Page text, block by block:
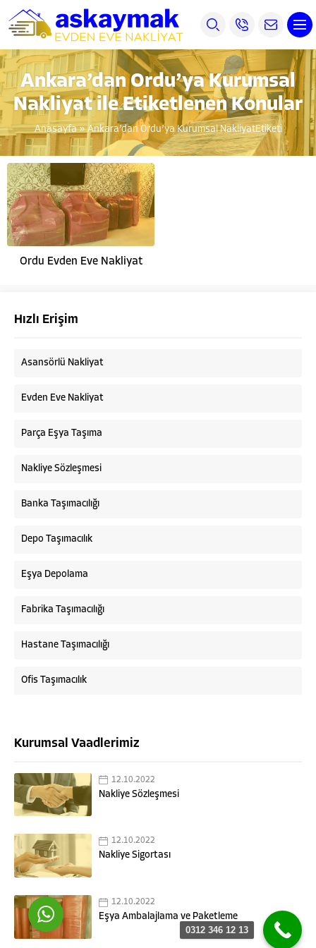
Ankara’dan Ordu’ya Kurumsal
Nakliyat ile Etiketlenen Konular
Anasayfa»Ankara’dan Ordu’ya Kurumsal NakliyatEtiketi
Ordu Evden Eve Nakliyat
Hızlı Erişim
Asansörlü Nakliyat
Evden Eve Nakliyat
Parça Eşya Taşıma
Nakliye Sözleşmesi
Banka Taşımacılığı
Depo Taşımacılık
Eşya Depolama
Fabrika Taşımacılığı
Hastane Taşımacılığı
Ofis Taşımacılık
Kurumsal Vaadlerimiz
12.10.2022
Nakliye Sözleşmesi
12.10.2022
Nakliye Sigortası
12.10.2022
Eşya Ambalajlama ve Paketleme
Cevap Yaz
0312 346 12 13